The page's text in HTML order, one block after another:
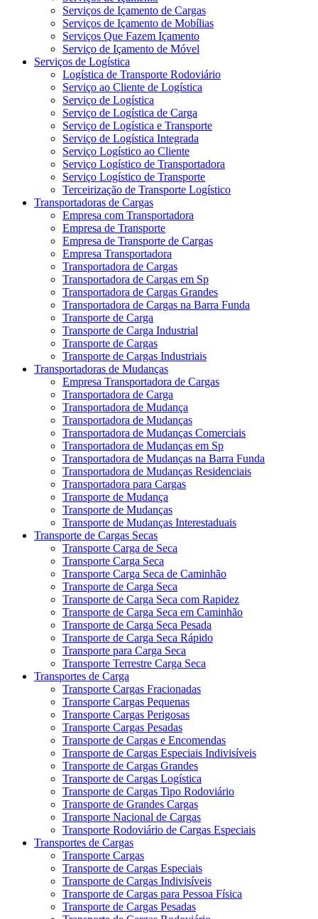
Serviços de Içamento de Cargas
Serviços de Içamento de Mobílias
Serviços Que Fazem Içamento
Serviço de Içamento de Móvel
Serviços de Logística
Logística de Transporte Rodoviário
Serviço ao Cliente de Logística
Serviço de Logística
Serviço de Logística de Carga
Serviço de Logística e Transporte
Serviço de Logística Integrada
Serviço Logístico ao Cliente
Serviço Logístico de Transportadora
Serviço Logístico de Transporte
Terceirização de Transporte Logístico
Transportadoras de Cargas
Empresa com Transportadora
Empresa de Transporte
Empresa de Transporte de Cargas
Empresa Transportadora
Transportadora de Cargas
Transportadora de Cargas em Sp
Transportadora de Cargas Grandes
Transportadora de Cargas na Barra Funda
Transporte de Carga
Transporte de Carga Industrial
Transporte de Cargas
Transporte de Cargas Industriais
Transportadoras de Mudanças
Empresa Transportadora de Cargas
Transportadora de Carga
Transportadora de Mudança
Transportadora de Mudanças
Transportadora de Mudanças Comerciais
Transportadora de Mudanças em Sp
Transportadora de Mudanças na Barra Funda
Transportadora de Mudanças Residenciais
Transportadora para Cargas
Transporte de Mudança
Transporte de Mudanças
Transporte de Mudanças Interestaduais
Transporte de Cargas Secas
Transporte Carga de Seca
Transporte Carga Seca
Transporte Carga Seca de Caminhão
Transporte de Carga Seca
Transporte de Carga Seca com Rapidez
Transporte de Carga Seca em Caminhão
Transporte de Carga Seca Pesada
Transporte de Carga Seca Rápido
Transporte para Carga Seca
Transporte Terrestre Carga Seca
Transportes de Carga
Transporte Cargas Fracionadas
Transporte Cargas Pequenas
Transporte Cargas Perigosas
Transporte Cargas Pesadas
Transporte de Cargas e Encomendas
Transporte de Cargas Especiais Indivisíveis
Transporte de Cargas Grandes
Transporte de Cargas Logística
Transporte de Cargas Tipo Rodoviário
Transporte de Grandes Cargas
Transporte Nacional de Cargas
Transporte Rodoviário de Cargas Especiais
Transportes de Cargas
Transporte Cargas
Transporte de Cargas Especiais
Transporte de Cargas Indivisíveis
Transporte de Cargas para Pessoa Física
Transporte de Cargas Pesadas